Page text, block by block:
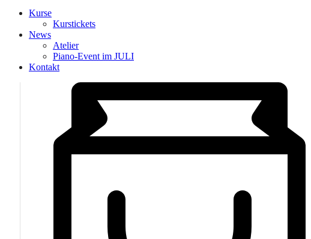
Kurse
Kurstickets
News
Atelier
Piano-Event im JULI
Kontakt